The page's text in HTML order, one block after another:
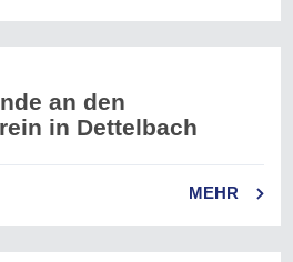
an den
in Dettelbach
MEHR